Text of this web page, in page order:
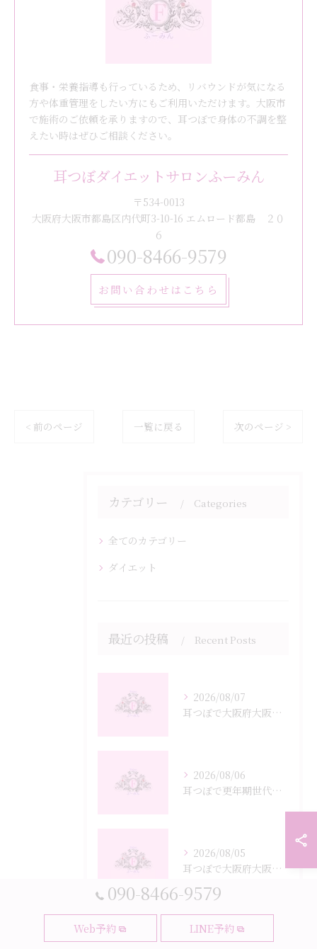
食事・栄養指導も行っているため、リバウンドが気になる
方や体重管理をしたい方にもご利用いただけます。大阪市
で施術のご依頼を承りますので、耳つぼで身体の不調を整
えたい時はぜひご相談ください。
耳つぼダイエットサロンふーみん
〒534-0013
大阪府大阪市都島区内代町3-10-16 エムロード都島 ２０
６
090-8466-9579
お問い合わせはこちら
< 前のページ 一覧に戻る 次のページ >
カテゴリー Categories
全てのカテゴリー
ダイエット
最近の投稿 Recent Posts
2026/08/07
耳つぼで大阪府大阪市都島区の40~60代女性が健康的に3kg減を目指すポイントを徹底解説
2026/08/06
耳つぼで更年期世代が代謝を上げる大阪府大阪市都島区内代町で始める生活習慣の工夫
2026/08/05
耳つぼで大阪府大阪市都島区の50代女性が間食を減らす新習慣とは
090-8466-9579
Web予約 LINE予約